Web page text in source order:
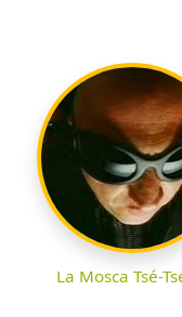
La Mosca Tsé-